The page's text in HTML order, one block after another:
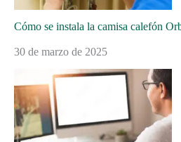
Cómo se instala la camisa calefón
30 de marzo de 2025